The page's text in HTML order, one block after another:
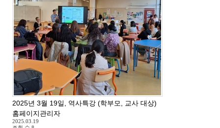
2025년 3월 19일, 역사특강 (학부모, 교사 대상)
홈페이지관리자
2025.03.19